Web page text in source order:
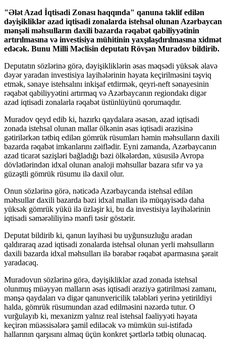
"Ələt Azad İqtisadi Zonası haqqında" qanuna təklif edilən
dəyişikliklər azad iqtisadi zonalarda istehsal olunan Azərbaycan
mənşəli məhsulların daxili bazarda rəqabət qabiliyyətinin
artırılmasına və investisiya mühitinin yaxşılaşdırılmasına xidmət
edəcək. Bunu Milli Məclisin deputatı Rövşən Muradov bildirib.
Deputatın sözlərinə görə, dəyişikliklərin əsas məqsədi yüksək əlavə
dəyər yaradan investisiya layihələrinin həyata keçirilməsini təşviq
etmək, sənaye istehsalını inkişaf etdirmək, qeyri-neft sənayesinin
rəqabət qabiliyyətini artırmaq və Azərbaycanın regiondakı digər
azad iqtisadi zonalarla rəqabət üstünlüyünü qorumaqdır.
Muradov qeyd edib ki, hazırkı qaydalara əsasən, azad iqtisadi
zonada istehsal olunan mallar ölkənin əsas iqtisadi ərazisinə
gətirilərkən tətbiq edilən gömrük rüsumları həmin məhsulların daxili
bazarda rəqabət imkanlarını zəiflədir. Eyni zamanda, Azərbaycanın
azad ticarət sazişləri bağladığı bəzi ölkələrdən, xüsusilə Avropa
dövlətlərindən idxal olunan analoji məhsullar bazara sıfır və ya
güzəştli gömrük rüsumu ilə daxil olur.
Onun sözlərinə görə, nəticədə Azərbaycanda istehsal edilən
məhsullar daxili bazarda bəzi idxal malları ilə müqayisədə daha
yüksək gömrük yükü ilə üzləşir ki, bu da investisiya layihələrinin
iqtisadi səmərəliliyinə mənfi təsir göstərir.
Deputat bildirib ki, qanun layihəsi bu uyğunsuzluğu aradan
qaldıraraq azad iqtisadi zonalarda istehsal olunan yerli məhsulların
daxili bazarda idxal məhsulları ilə bərabər rəqabət aparmasına şərait
yaradacaq.
Muradovun sözlərinə görə, dəyişikliklər azad zonada istehsal
olunmuş müəyyən malların əsas iqtisadi əraziyə gətirilməsi zamanı,
mənşə qaydaları və digər qanunvericilik tələbləri yerinə yetirildiyi
halda, gömrük rüsumundan azad edilməsini nəzərdə tutur. O
vurğulayıb ki, mexanizm yalnız real istehsal fəaliyyəti həyata
keçirən müəssisələrə şamil ediləcək və mümkün sui-istifadə
hallarının qarşısını almaq üçün konkret şərtlərlə tətbiq olunacaq.